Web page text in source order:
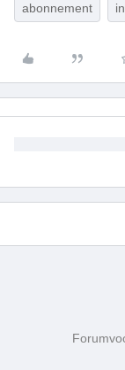
abonnement